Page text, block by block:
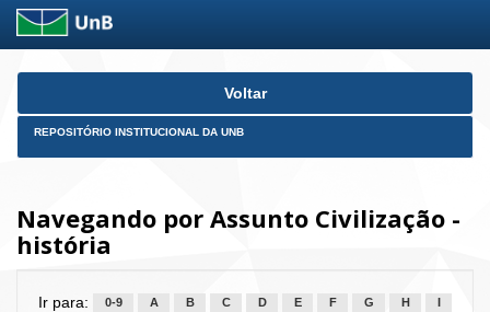
Skip
Voltar
REPOSITÓRIO INSTITUCIONAL DA UNB
Navegando por Assunto Civilização -
história
Ir para: 0-9 A B C D E F G H